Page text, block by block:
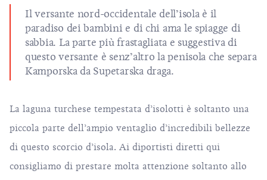
Il versante nord-occidentale dell’isola è il
paradiso dei bambini e di chi ama le spiagge di
sabbia. La parte più frastagliata e suggestiva di
questo versante è senz’altro la penisola che separa
Kamporska da Supetarska draga.
La laguna turchese tempestata d’isolotti è soltanto una
piccola parte dell’ampio ventaglio d’incredibili bellezze
di questo scorcio d’isola. Ai diportisti diretti qui
consigliamo di prestare molta attenzione soltanto allo